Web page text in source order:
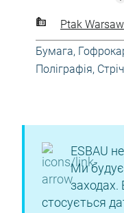
Ptak
Бумага,
Поліграфія,
ESBAU
Ми
заходах.
стосується